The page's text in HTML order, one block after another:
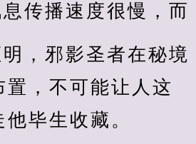
传播速度很慢，而
，邪影圣者在秘境
置，不可能让人这
毕生收藏。